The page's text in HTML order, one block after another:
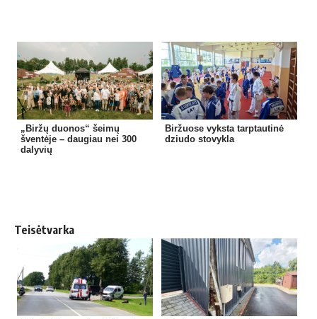
„Biržų duonos“ šeimų
šventėje – daugiau nei 300
dalyvių
Biržuose vyksta tarptautinė
dziudo stovykla
Teisėtvarka